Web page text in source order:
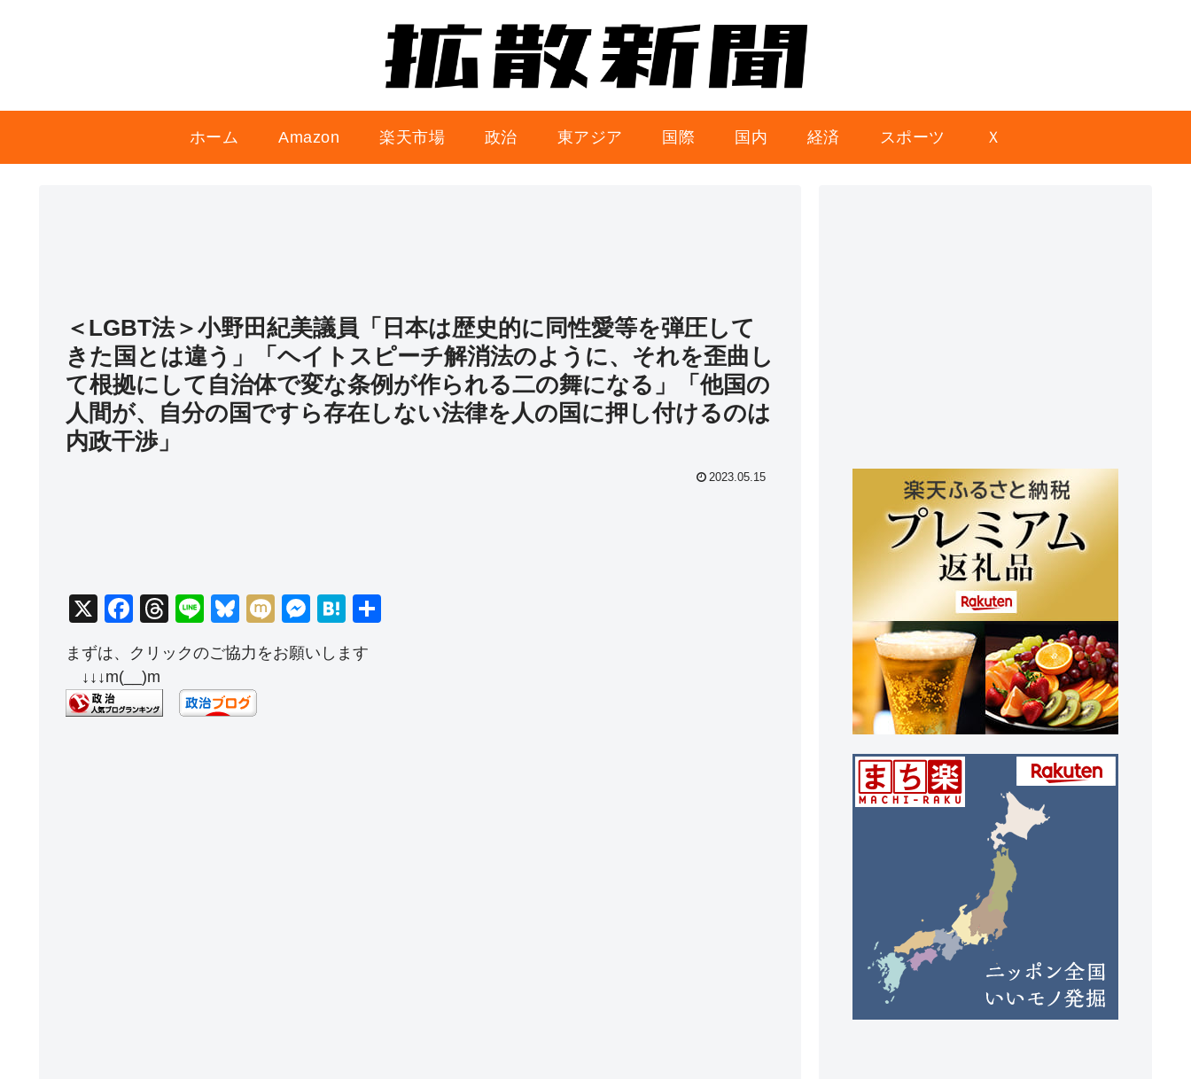
ホーム Amazon 楽天市場 政治 東アジア 国際 国内 経済 スポーツ Ｘ
＜LGBT法＞小野田紀美議員「日本は歴史的に同性愛等を弾圧して
きた国とは違う」「ヘイトスピーチ解消法のように、それを歪曲し
て根拠にして自治体で変な条例が作られる二の舞になる」「他国の
人間が、自分の国ですら存在しない法律を人の国に押し付けるのは
内政干渉」
2023.05.15
X
F
c
e
b
T
e
a
d
Li
e
Bl
u
e
sk
y
M
M
ss
H
e
まずは、クリックのご協力をお願いします
↓↓↓m(__)m